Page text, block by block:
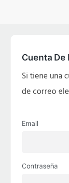
Cuenta De
Si tiene una
de correo
Email
Contraseña